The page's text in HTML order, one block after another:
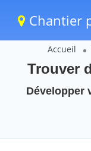
Chantier
Accueil
Trouver
Développer